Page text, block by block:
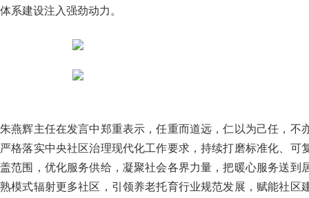
体系建设注入强劲动力。
朱燕辉主任在发言中郑重表示，任重而道远，仁以为己任，
严格落实中央社区治理现代化工作要求，持续打磨标准化、
盖范围，优化服务供给，凝聚社会各界力量，把暖心服务送
熟模式辐射更多社区，引领养老托育行业规范发展，赋能社